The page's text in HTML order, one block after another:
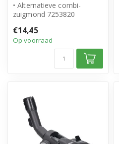
• Alternatieve combi-
zuigmond 7253820
• Hoogwaardig alte...
€14,45
Op voorraad